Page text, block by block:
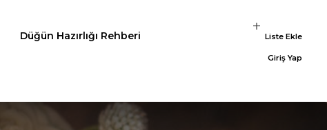
Düğün Hazırlığı Rehberi Liste Ekle
Giriş Yap